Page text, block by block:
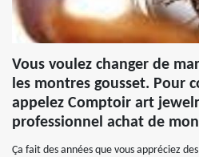
Vous voulez changer de
les montres gousset. Pour
appelez Comptoir art
professionnel achat de
Ça fait des années que vous appréciez